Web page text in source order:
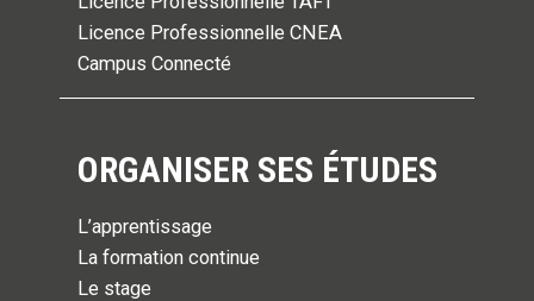
Licence Professionnelle CNEA
Campus Connecté
ORGANISER SES ÉTUDES
L’apprentissage
La formation continue
Le stage